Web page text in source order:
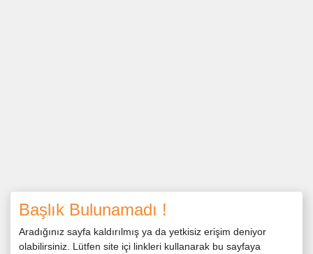
Başlık Bulunamadı !
Aradığınız sayfa kaldırılmış ya da yetkisiz erişim deniyor
olabilirsiniz. Lütfen site içi linkleri kullanarak bu sayfaya